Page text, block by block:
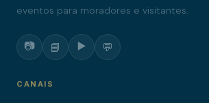
eventos para moradores e visitantes.
📷 📘 ▶️ 💬
CANAIS